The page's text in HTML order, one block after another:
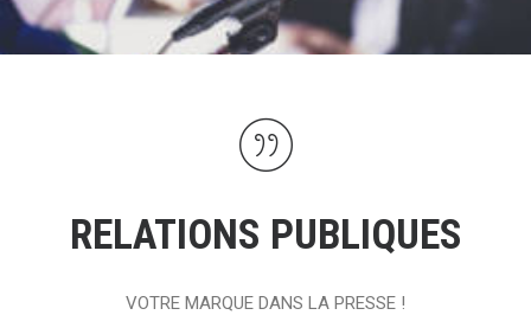
RELATIONS PUBLIQUES
VOTRE MARQUE DANS LA PRESSE !